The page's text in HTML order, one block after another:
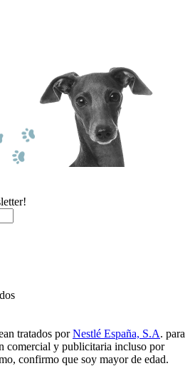
tratados porNestlé España, S.A. para
comercial y publicitaria incluso por
confirmo que soy mayor de edad.